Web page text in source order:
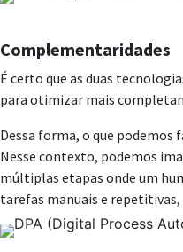
Complementaridades
É certo que as duas
para otimizar mais
Dessa forma, o que podemos
Nesse contexto, podemos
múltiplas etapas onde um
tarefas manuais e